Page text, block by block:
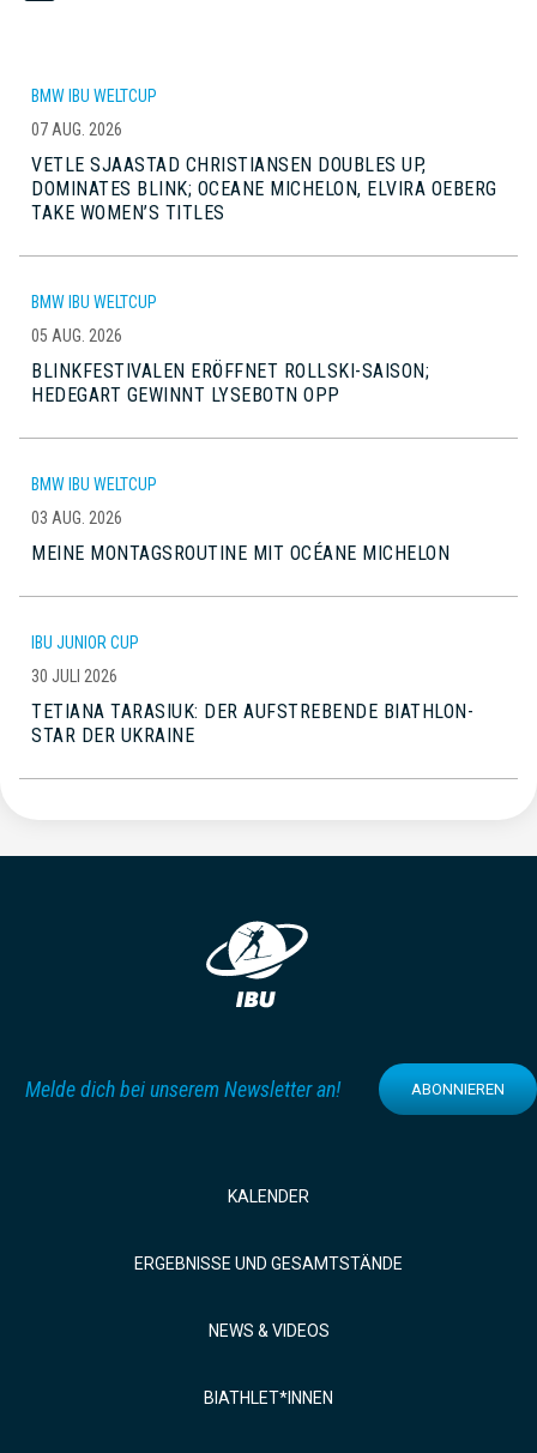
BMW IBU WELTCUP
07 AUG. 2026
VETLE SJAASTAD CHRISTIANSEN DOUBLES UP,
DOMINATES BLINK; OCEANE MICHELON, ELVIRA OEBERG
TAKE WOMEN’S TITLES
BMW IBU WELTCUP
05 AUG. 2026
BLINKFESTIVALEN ERÖFFNET ROLLSKI-SAISON;
HEDEGART GEWINNT LYSEBOTN OPP
BMW IBU WELTCUP
03 AUG. 2026
MEINE MONTAGSROUTINE MIT OCÉANE MICHELON
IBU JUNIOR CUP
30 JULI 2026
TETIANA TARASIUK: DER AUFSTREBENDE BIATHLON-
STAR DER UKRAINE
Melde dich bei unserem Newsletter an! ABONNIEREN
KALENDER
ERGEBNISSE UND GESAMTSTÄNDE
NEWS & VIDEOS
BIATHLET*INNEN